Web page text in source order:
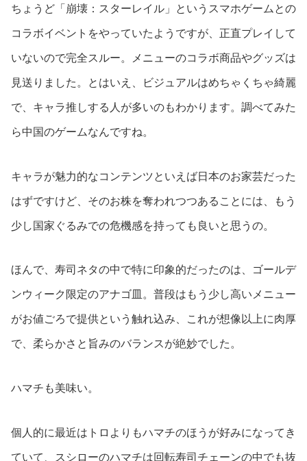
ちょうど「崩壊：スターレイル」というスマホゲームとの
コラボイベントをやっていたようですが、正直プレイして
いないので完全スルー。メニューのコラボ商品やグッズは
見送りました。とはいえ、ビジュアルはめちゃくちゃ綺麗
で、キャラ推しする人が多いのもわかります。調べてみた
ら中国のゲームなんですね。
キャラが魅力的なコンテンツといえば日本のお家芸だった
はずですけど、そのお株を奪われつつあることには、もう
少し国家ぐるみでの危機感を持っても良いと思うの。
ほんで、寿司ネタの中で特に印象的だったのは、ゴールデ
ンウィーク限定のアナゴ皿。普段はもう少し高いメニュー
がお値ごろで提供という触れ込み、これが想像以上に肉厚
で、柔らかさと旨みのバランスが絶妙でした。
ハマチも美味い。
個人的に最近はトロよりもハマチのほうが好みになってき
ていて、スシローのハマチは回転寿司チェーンの中でも抜